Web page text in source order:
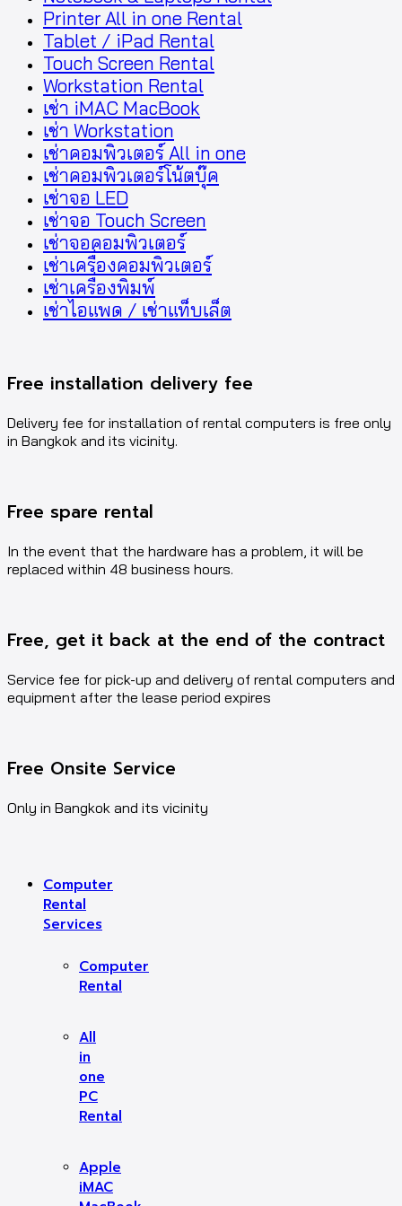
Printer All in one Rental
Tablet / iPad Rental
Touch Screen Rental
Workstation Rental
เช่า iMAC MacBook
เช่า Workstation
เช่าคอมพิวเตอร์ All in one
เช่าคอมพิวเตอร์โน้ตบุ๊ค
เช่าจอ LED
เช่าจอ Touch Screen
เช่าจอคอมพิวเตอร์
เช่าเครื่องคอมพิวเตอร์
เช่าเครื่องพิมพ์
เช่าไอแพด / เช่าแท็บเล็ต
Free installation delivery fee
Delivery fee for installation of rental computers is free only
in Bangkok and its vicinity.
Free spare rental
In the event that the hardware has a problem, it will be
replaced within 48 business hours.
Free, get it back at the end of the contract
Service fee for pick-up and delivery of rental computers and
equipment after the lease period expires
Free Onsite Service
Only in Bangkok and its vicinity
Computer
Rental
Services
Computer
Rental
All
in
one
PC
Rental
Apple
iMAC